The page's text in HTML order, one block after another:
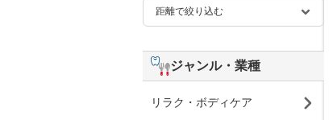
ジャンル・業種
リラク・ボディケア